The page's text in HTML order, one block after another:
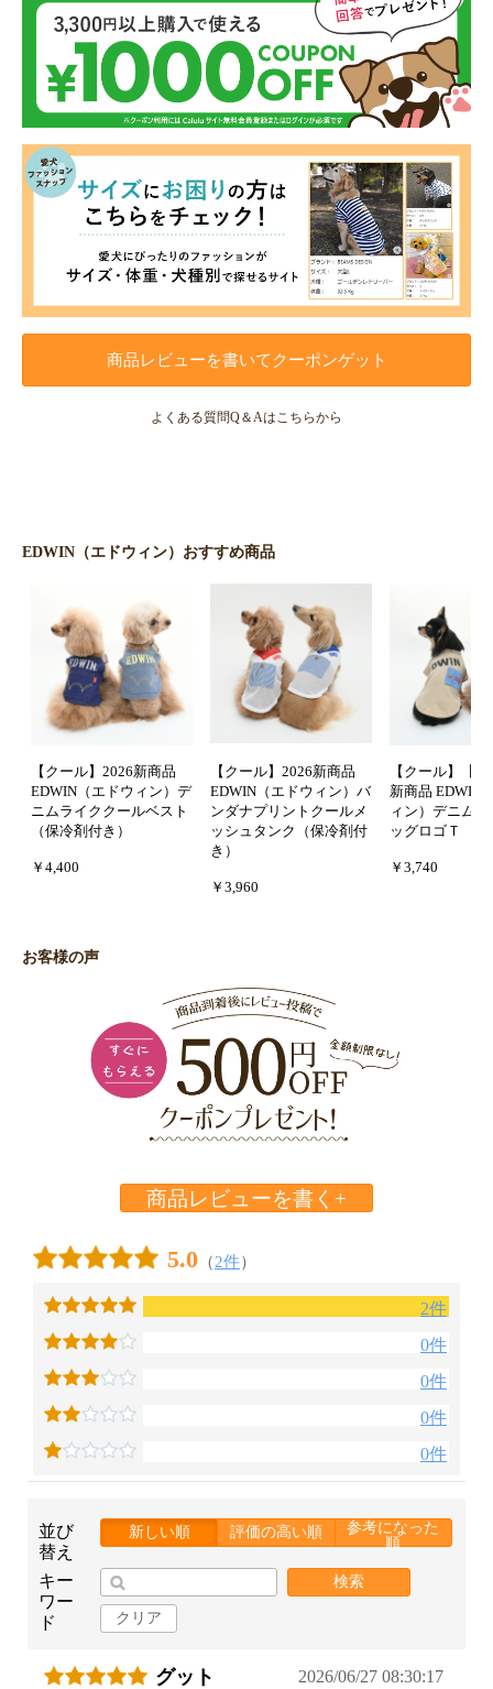
商品レビューを書いてクーポンゲット
よくある質問Q＆Aはこちらから
EDWIN（エドウィン）おすすめ商品
【クール】2026新商品
EDWIN（エドウィン）デ
ニムライククールベスト
（保冷剤付き）
￥4,400
【クール】2026新商品
EDWIN（エドウィン）バ
ンダナプリントクールメ
ッシュタンク（保冷剤付
き）
￥3,960
【クール】【
新商品 EDWIN
ィン）デニム
ッグロゴＴ
￥3,740
お客様の声
商品レビューを書く+
5.0 （2件）
2件
0件
0件
0件
0件
並び
替え
新しい順 評価の高い順
参考になった
順
キー
ワー
ド
検索
クリア
グット
2026/06/27 08:30:17